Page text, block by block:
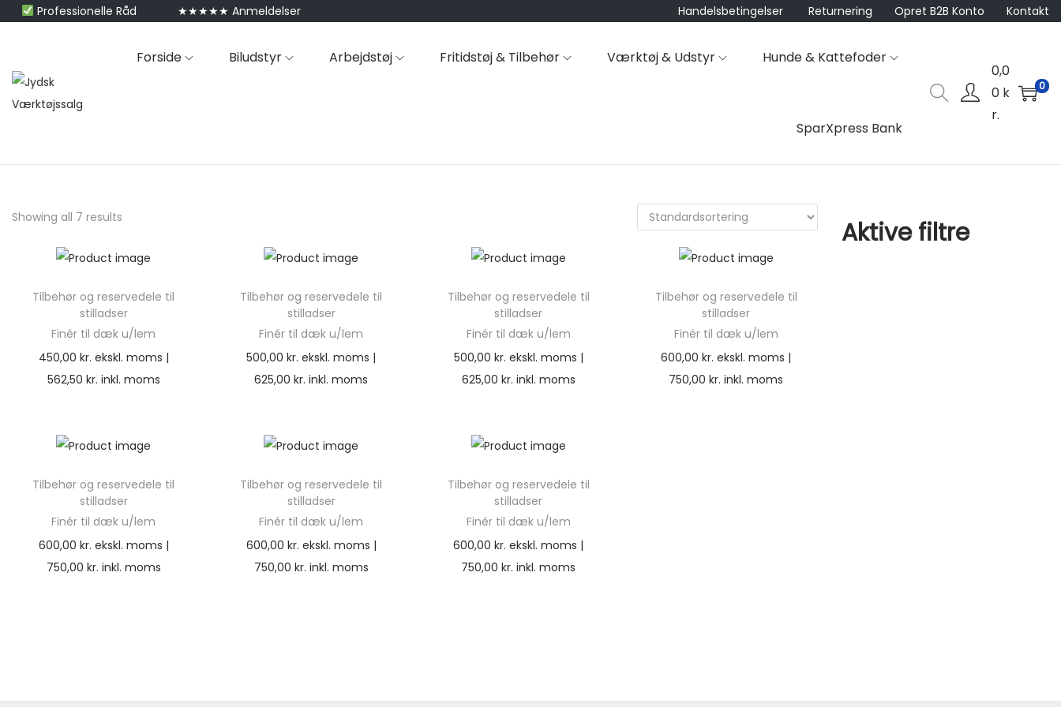
Professionelle Råd ★★★★★ Anmeldelser Handelsbetingelser Returnering Opret B2B Konto Kontakt
Forside Biludstyr Arbejdstøj Fritidstøj & Tilbehør Værktøj & Udstyr Hunde & Kattefoder
SparXpress Bank
0,0
0 k
r.
0
Showing all 7 results
Tilbehør og reservedele til
stilladser
Finér til dæk u/lem
450,00 kr. ekskl. moms |
562,50 kr. inkl. moms
Tilbehør og reservedele til
stilladser
Finér til dæk u/lem
500,00kr. ekskl. moms |
625,00kr. inkl. moms
Tilbehør og reservedele til
stilladser
Finér til dæk u/lem
500,00 kr. ekskl. moms |
625,00 kr. inkl. moms
Tilbehør og reservedele til
stilladser
Finér til dæk u/lem
600,00kr. ekskl. moms |
750,00kr. inkl. moms
Tilbehør og reservedele til
stilladser
Finér til dæk u/lem
600,00 kr. ekskl. moms |
750,00 kr. inkl. moms
Tilbehør og reservedele til
stilladser
Finér til dæk u/lem
600,00 kr. ekskl. moms |
750,00 kr. inkl. moms
Tilbehør og reservedele til
stilladser
Finér til dæk u/lem
600,00kr. ekskl. moms |
750,00kr. inkl. moms
Aktive filtre